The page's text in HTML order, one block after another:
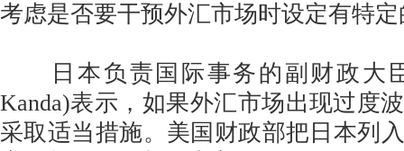
考虑是否要干预外汇市场时设定有特
日本负责国际事务的副财政大臣
Kanda)表示，如果外汇市场出现过度
采取适当措施。美国财政部把日本列